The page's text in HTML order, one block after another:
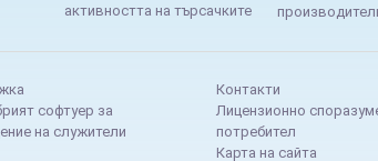
активността на търсачките
софтуер за
на служители
Контакти
Лицензионно
потребител
Карта на сайта